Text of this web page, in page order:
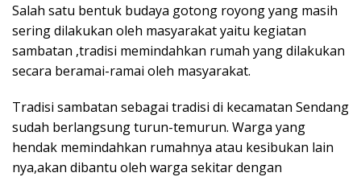
Salah satu bentuk budaya gotong royong yang masih
sering dilakukan oleh masyarakat yaitu kegiatan
sambatan ,tradisi memindahkan rumah yang dilakukan
secara beramai-ramai oleh masyarakat.
Tradisi sambatan sebagai tradisi di kecamatan Sendang
sudah berlangsung turun-temurun. Warga yang
hendak memindahkan rumahnya atau kesibukan lain
nya,akan dibantu oleh warga sekitar dengan